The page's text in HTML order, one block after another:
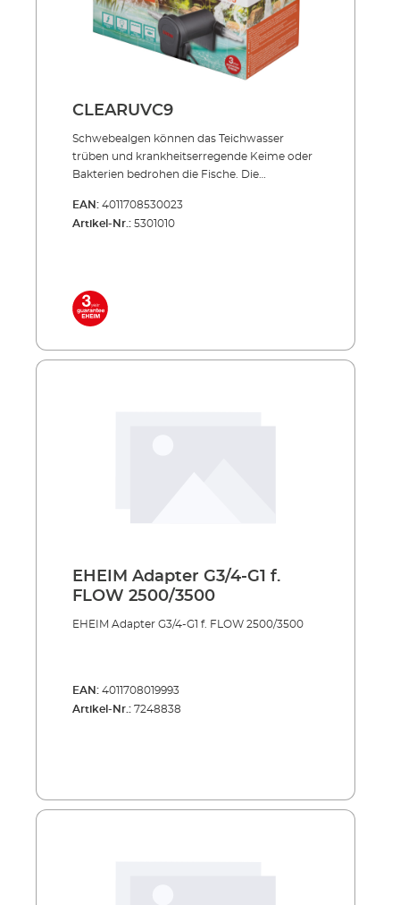
CLEARUVC9
Schwebealgen können das Teich­­wasser
trüben und krankheits­erregende Keime oder
Bakterien bedrohen die Fische. Die
Fällen hocheffizient für Abhilfe: Die spezielle
UV-Strahlung bekämpft gezielt, was den
Inklusive hochwertiger UVC-Lampe mit
langer Lebensdauer Niedriger
Außenbehälter aus stoßfestem und UV-
EAN: 4011708530023
Artikel-Nr.: 5301010
EHEIM Adapter G3/4-G1 f.
FLOW 2500/3500
EHEIM Adapter G3/4-G1 f. FLOW 2500/3500
EAN: 4011708019993
Artikel-Nr.: 7248838